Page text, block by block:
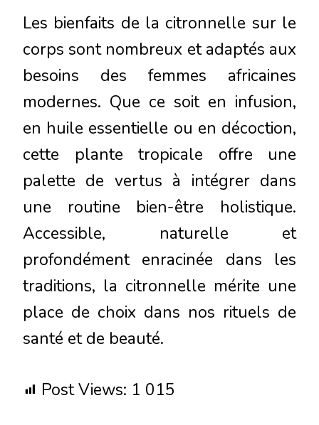
Les bienfaits de la citronnelle sur le
corps sont nombreux et adaptés aux
besoins des femmes africaines
modernes. Que ce soit en infusion,
en huile essentielle ou en décoction,
cette plante tropicale offre une
palette de vertus à intégrer dans
une routine bien-être holistique.
Accessible, naturelle et
profondément enracinée dans les
traditions, la citronnelle mérite une
place de choix dans nos rituels de
santé et de beauté.
Post Views: 1 015